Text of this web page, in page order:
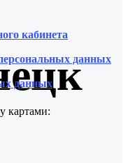
кабинета
данных
данных
картами: